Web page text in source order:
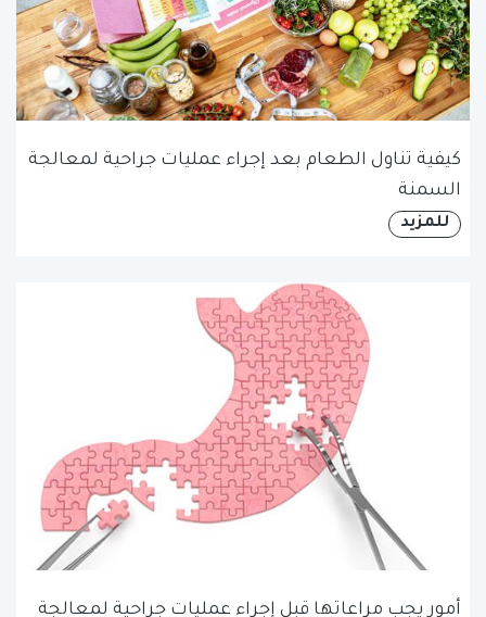
كيفية تناول الطعام بعد إجراء عمليات جراحية لمعالجة
السمنة
للمزيد
أمور يجب مراعاتها قبل إجراء عمليات جراحية لمعالجة